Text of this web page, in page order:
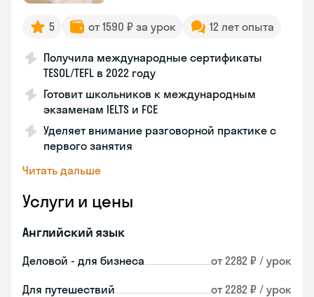
5 от 1590 ₽ за урок 12 лет опыта
Получила международные сертификаты
TESOL/TEFL в 2022 году
Готовит школьников к международным
экзаменам IELTS и FCE
Уделяет внимание разговорной практике с
первого занятия
Читать дальше
Услуги и цены
Английский язык
Деловой - для бизнеса от 2282 ₽ / урок
Для путешествий от 2282 ₽ / урок